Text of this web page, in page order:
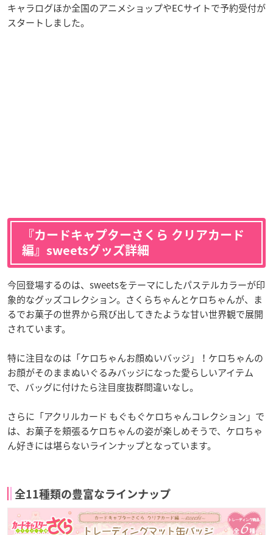
キャラログほか全国のアニメショップやECサイトで予約受付が
スタートしました。
『カードキャプターさくら クリアカード
編』sweetsグッズ詳細
今回登場するのは、sweetsをテーマにしたパステルカラーが印
象的なグッズコレクション。さくらちゃんとケロちゃんが、ま
るでお菓子の世界から飛び出してきたような甘い世界観で展開
されています。
特に注目なのは「ケロちゃんお顔ぬいバッジ」！ケロちゃんの
お顔がそのままぬいぐるみバッジになった愛らしいアイテム
で、バッグに付けたら注目度抜群間違いなし。
さらに「アクリルカード もぐもぐケロちゃんコレクション」で
は、お菓子を頬張るケロちゃんの姿が楽しめそうで、ケロちゃ
ん好きには堪らないラインナップとなっています。
全11種類の豊富なラインナップ